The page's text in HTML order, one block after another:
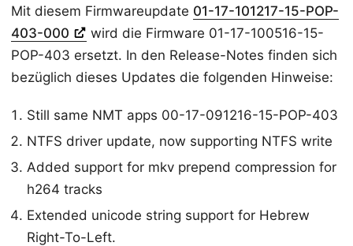
Mit diesem Firmwareupdate 01-17-101217-15-POP-
403-000
wird die Firmware 01-17-100516-15-
POP-403 ersetzt. In den Release-Notes finden sich
bezüglich dieses Updates die folgenden Hinweise:
Still same NMT apps 00-17-091216-15-POP-403
NTFS driver update, now supporting NTFS write
Added support for mkv prepend compression for
h264 tracks
Extended unicode string support for Hebrew
Right-To-Left.